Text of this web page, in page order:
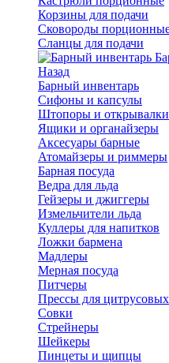
Корзины для подачи
Сковороды
Сланцы для подачи
Назад
Барный инвентарь
Сифоны и капсулы
Штопоры и открывалки
Ящики и органайзеры
Аксесуары барные
Атомайзеры и риммеры
Барная посуда
Ведра для льда
Гейзеры и джиггеры
Измельчители льда
Куллеры для напитков
Ложки бармена
Мадлеры
Мерная посуда
Питчеры
Прессы для цитрусовых
Совки
Стрейнеры
Шейкеры
Пинцеты и щипцы